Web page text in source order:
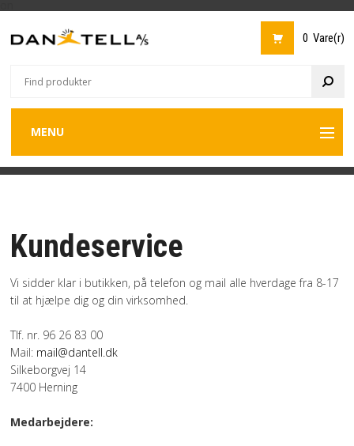
0 Vare(r)
MENU
Back
MOBILTELEFONER
APPLE
CATERPILLAR
MOTOROLA
NOKIA
ONEPLUS
SAMSUNG
SONY
GOOGLE
XIAOMI Back
TABLETS
APPLE
SAMSUNG
HEADSETS
-
SENNHEISER
SMARTWATCH
TILBEHØR
Kundeservice
Vi sidder klar i butikken, på telefon og mail alle hverdage fra 8-17
til at hjælpe dig og din virksomhed.
Tlf. nr. 96 26 83 00
Mail: mail@dantell.dk
Silkeborgvej 14
7400 Herning
Medarbejdere: